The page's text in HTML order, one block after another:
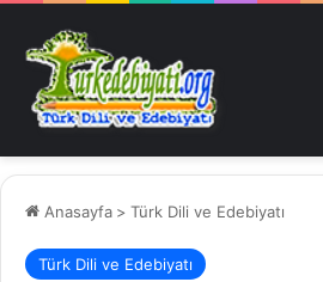
Anasayfa > Türk Dili ve Edebiyatı
Türk Dili ve Edebiyatı